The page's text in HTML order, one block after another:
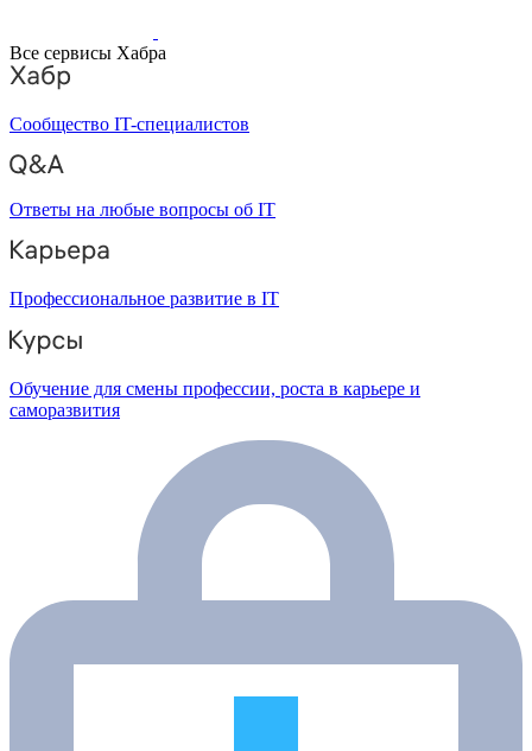
Все сервисы Хабра
Сообщество IT-специалистов
Ответы на любые вопросы об IT
Профессиональное развитие в IT
Обучение для смены профессии, роста в карьере и
саморазвития